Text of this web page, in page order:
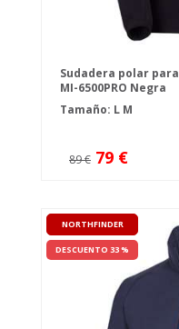
Sudadera polar
MI-6500PRO Negra
Tamaño: L M
89 € 79 €
NORTHFINDER
DESCUENTO 33 %